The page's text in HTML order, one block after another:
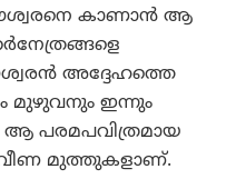
കാണാന്‍ ആ
അദ്ദേഹത്തെ
മുഴുവനും ഇന്നും
പരമപവിത്രമായ
മുത്തുകളാണ്.